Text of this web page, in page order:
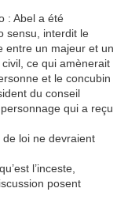
: Abel a été
sensu, interdit le
entre un majeur et un
ce qui amènerait
et le concubin
du conseil
qui a reçu
loi ne devraient
l’inceste,
posent